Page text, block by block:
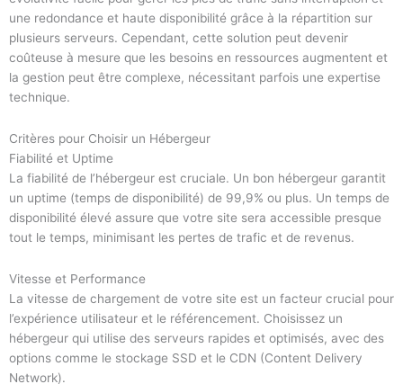
une redondance et haute disponibilité grâce à la répartition sur
plusieurs serveurs. Cependant, cette solution peut devenir
coûteuse à mesure que les besoins en ressources augmentent et
la gestion peut être complexe, nécessitant parfois une expertise
technique.
Critères pour Choisir un Hébergeur
Fiabilité et Uptime
La fiabilité de l’hébergeur est cruciale. Un bon hébergeur garantit
un uptime (temps de disponibilité) de 99,9% ou plus. Un temps de
disponibilité élevé assure que votre site sera accessible presque
tout le temps, minimisant les pertes de trafic et de revenus.
Vitesse et Performance
La vitesse de chargement de votre site est un facteur crucial pour
l’expérience utilisateur et le référencement. Choisissez un
hébergeur qui utilise des serveurs rapides et optimisés, avec des
options comme le stockage SSD et le CDN (Content Delivery
Network).